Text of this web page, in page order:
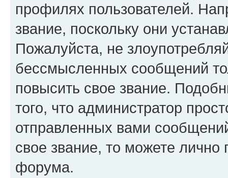
профилях пользователей.
звание, поскольку они
Пожалуйста, не
бессмысленных сообщений
повысить свое звание.
того, что администратор
отправленных вами
свое звание, то можете лично
форума.